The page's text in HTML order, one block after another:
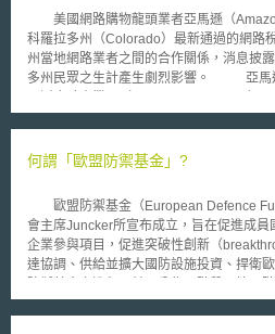
其客戶之個人資料保護責任，包括提升首
Security Officer, CISO）獨立性與責任、
關罰則。 4. 政府將採取更多措施以確保金
必須建立緊急應變機制，以確保面對未來
效的應對。 韓國政府於於3月底已對不
美國網路購物龍頭業者亞馬遜（
科羅拉多州（Colorado）最新通過的網路
州當地網路業者之間的合作關係，消息披
多州民眾之生計產生劇烈影響。 亞馬
者，只要網路使用者透過業者建置的網路
事實上該公司亦曾因網路課稅問題，而陸
較於先前北卡羅來納州與羅得島州網路營
網路業者為主；此次科羅拉多州（
稅之網路業者，則不以設籍該州為限，凡
州的網路業者，亦須向該州納稅。同時，
時，將須繳交2.9％之網路消費稅。 亞
無獨有偶，深受預算赤字所苦的加州，近
何謂「歐盟防禦基金」?
歐盟防禦基金（European Defence
會主席Juncker所宣布成立，旨在促進成
企業參與項目，促進突破性創新（
達協調、供給並擴大國防設施投資、捍衛歐盟
防研究籌備行動」與「歐盟防禦工業發展